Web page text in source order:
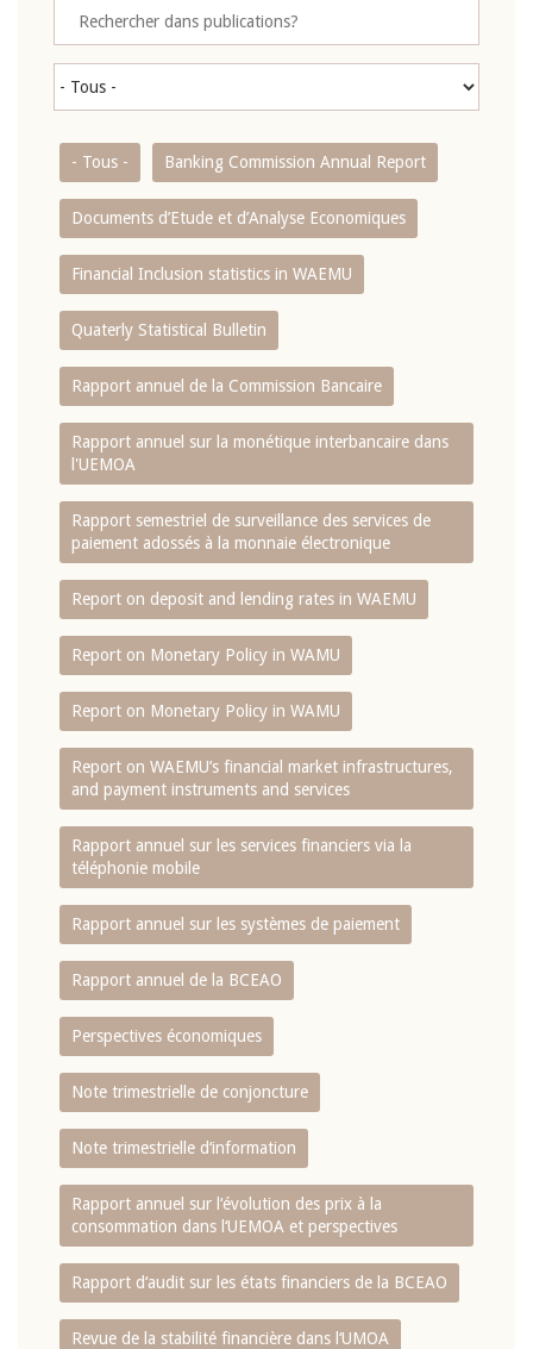
- Tous - Banking Commission Annual Report
Documents d’Etude et d’Analyse Economiques
Financial Inclusion statistics in WAEMU
Quaterly Statistical Bulletin
Rapport annuel de la Commission Bancaire
Rapport annuel sur la monétique interbancaire dans
l'UEMOA
Rapport semestriel de surveillance des services de
paiement adossés à la monnaie électronique
Report on deposit and lending rates in WAEMU
Report on Monetary Policy in WAMU
Report on Monetary Policy in WAMU
Report on WAEMU’s financial market infrastructures,
and payment instruments and services
Rapport annuel sur les services financiers via la
téléphonie mobile
Rapport annuel sur les systèmes de paiement
Rapport annuel de la BCEAO
Perspectives économiques
Note trimestrielle de conjoncture
Note trimestrielle d‘information
Rapport annuel sur l‘évolution des prix à la
consommation dans l‘UEMOA et perspectives
Rapport d‘audit sur les états financiers de la BCEAO
Revue de la stabilité financière dans l‘UMOA